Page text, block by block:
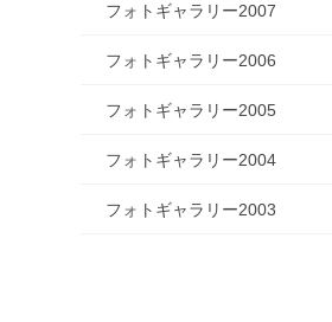
フォトギャラリー2007
フォトギャラリー2006
フォトギャラリー2005
フォトギャラリー2004
フォトギャラリー2003